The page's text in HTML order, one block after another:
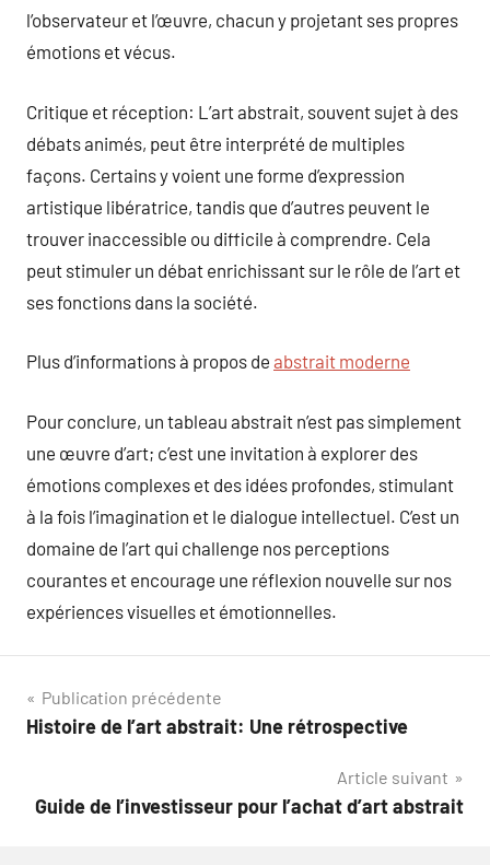
l’observateur et l’œuvre, chacun y projetant ses propres
émotions et vécus.
Critique et réception: L’art abstrait, souvent sujet à des
débats animés, peut être interprété de multiples
façons. Certains y voient une forme d’expression
artistique libératrice, tandis que d’autres peuvent le
trouver inaccessible ou difficile à comprendre. Cela
peut stimuler un débat enrichissant sur le rôle de l’art et
ses fonctions dans la société.
Plus d’informations à propos de abstrait moderne
Pour conclure, un tableau abstrait n’est pas simplement
une œuvre d’art; c’est une invitation à explorer des
émotions complexes et des idées profondes, stimulant
à la fois l’imagination et le dialogue intellectuel. C’est un
domaine de l’art qui challenge nos perceptions
courantes et encourage une réflexion nouvelle sur nos
expériences visuelles et émotionnelles.
Navigation
de
Publication précédente
Histoire de l’art abstrait: Une rétrospective
Article suivant
Guide de l’investisseur pour l’achat d’art abstrait